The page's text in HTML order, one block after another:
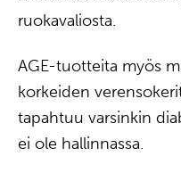
ruokavaliosta.
AGE-tuotteita myös
korkeiden
tapahtuu varsinkin
ei ole hallinnassa.